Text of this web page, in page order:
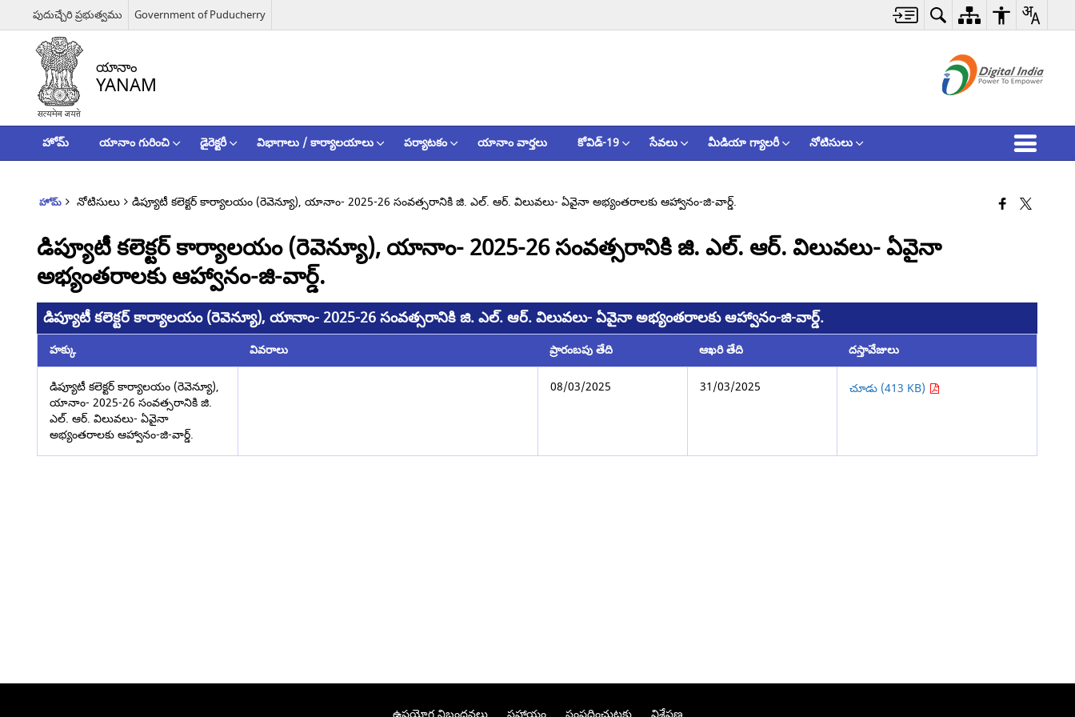
పుదుచ్చేరి ప్రభుత్వము Government of Puducherry
యానాం
YANAM
హోమ్ యానాం గురించి డైరెక్టరీ విభాగాలు / కార్యాలయాలు పర్యాటకం యానాం వార్తలు కోవిడ్-19 సేవలు మీడియా గ్యాలరీ నోటిసులు
హోమ్ నోటిసులు డిప్యూటీ కలెక్టర్ కార్యాలయం (రెవెన్యూ), యానాం- 2025-26 సంవత్సరానికి జి. ఎల్. ఆర్. విలువలు- ఏవైనా అభ్యంతరాలకు ఆహ్వానం-జి-వార్డ్.
డిప్యూటీ కలెక్టర్ కార్యాలయం (రెవెన్యూ), యానాం- 2025-26 సంవత్సరానికి జి. ఎల్. ఆర్. విలువలు- ఏవైనా
అభ్యంతరాలకు ఆహ్వానం-జి-వార్డ్.
డిప్యూటీ కలెక్టర్ కార్యాలయం (రెవెన్యూ), యానాం- 2025-26 సంవత్సరానికి జి. ఎల్. ఆర్. విలువలు- ఏవైనా అభ్యంతరాలకు ఆహ్వానం-జి-వార్డ్.
హక్కు వివరాలు ప్రారంబపు తేది ఆఖరి తేది దస్తావేజులు
డిప్యూటీ కలెక్టర్ కార్యాలయం (రెవెన్యూ),
యానాం- 2025-26 సంవత్సరానికి జి.
ఎల్. ఆర్. విలువలు- ఏవైనా
అభ్యంతరాలకు ఆహ్వానం-జి-వార్డ్.
08/03/2025 31/03/2025 చూడు (413 KB)